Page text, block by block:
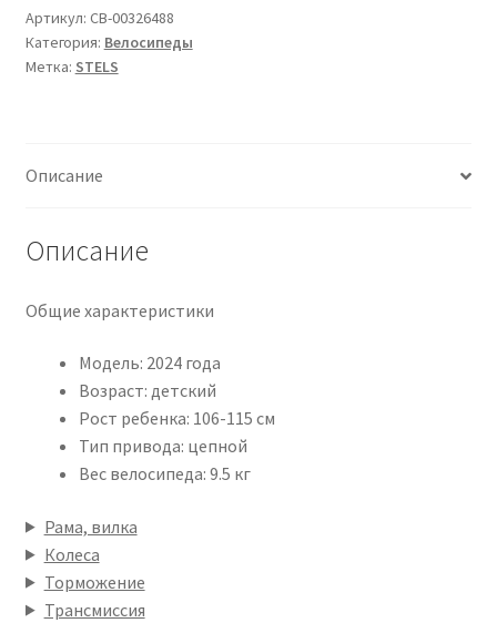
KB
16•2024•мятный•9•16
Артикул: CB-00326488
Категория: Велосипеды
Метка: STELS
Описание
Описание
Общие характеристики
Модель: 2024 года
Возраст: детский
Рост ребенка: 106-115 см
Тип привода: цепной
Вес велосипеда: 9.5 кг
Рама, вилка
Колеса
Торможение
Трансмиссия